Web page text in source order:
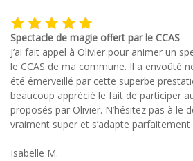
Spectacle de magie offert par le CCAS
J’ai fait appel à Olivier pour animer un
le CCAS de ma commune. Il a envoûté
été émerveillé par cette superbe
beaucoup apprécié le fait de participer
proposés par Olivier. N’hésitez pas à le
vraiment super et s’adapte
Isabelle M.